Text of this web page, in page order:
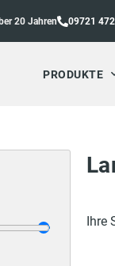
20 Jahren 09721
PRODUKTE
Ihre